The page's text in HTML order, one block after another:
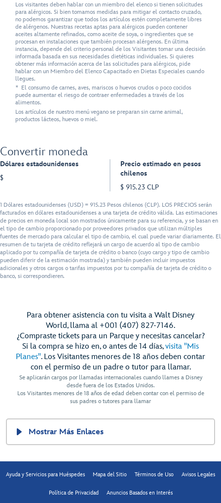
Los visitantes deben hablar con un miembro del elenco si tienen solicitudes
para alérgicos. Si bien tomamos medidas para mitigar el contacto cruzado,
no podemos garantizar que todos los artículos estén completamente libres
de alérgenos. Nuestras recetas aptas para alérgicos pueden contener
aceites altamente refinados, como aceite de soya, o ingredientes que se
procesan en instalaciones que también procesan alérgenos. En última
instancia, depende del criterio personal de los Visitantes tomar una decisión
informada basada en sus necesidades dietéticas individuales. Si quieres
obtener más información acerca de las solicitudes para alérgicos, pide
hablar con un Miembro del Elenco Capacitado en Dietas Especiales cuando
llegues.
* El consumo de carnes, aves, mariscos o huevos crudos o poco cocidos
puede aumentar el riesgo de contraer enfermedades a través de los
alimentos.
Los artículos de nuestro menú vegano se preparan sin carne animal,
productos lácteos, huevos o miel.
Convertir moneda
Dólares estadounidenses
$
Precio estimado en pesos
chilenos
$ 915.23 CLP
1 Dólares estadounidenses (USD) = 915.23 Pesos chilenos (CLP). LOS PRECIOS serán
facturados en dólares estadounidenses a una tarjeta de crédito válida. Las estimaciones
de precios en moneda local son mostrados únicamente para su referencia, y se basan en
el tipo de cambio proporcionado por proveedores privados que utilizan múltiples
fuentes de mercado para calcular el tipo de cambio, el cual puede variar diariamente. El
resumen de tu tarjeta de crédito reflejará un cargo de acuerdo al tipo de cambio
aplicado por tu compañía de tarjeta de crédito o banco (cuyo cargo y tipo de cambio
pueden diferir de la estimación mostrada) y también pueden incluir impuestos
adicionales y otros cargos o tarifas impuestos por tu compañía de tarjeta de crédito o
banco, si correspondieren.
Para obtener asistencia con tu visita a Walt Disney
World, llama al +001 (407) 827-7146.
¿Compraste tickets para un Parque y necesitas cancelar?
Si la compra se hizo en, o antes de 14 días,visita "Mis
Planes". Los Visitantes menores de 18 años deben contar
con el permiso de un padre o tutor para llamar.
Se aplicarán cargos por llamadas internacionales cuando llames a Disney
desde fuera de los Estados Unidos.
Los Visitantes menores de 18 años de edad deben contar con el permiso de
sus padres o tutores para llamar
Mostrar Más Enlaces
Ayuda y Servicios para Huéspedes Mapa del Sitio Términos de Uso Avisos Legales
Política de Privacidad Anuncios Basados en Interés